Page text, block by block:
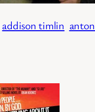
addison timlin